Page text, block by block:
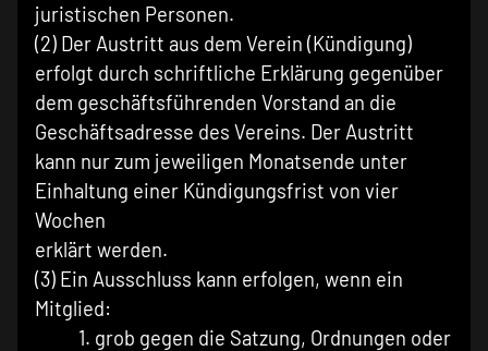
juristischen Personen.
(2) Der Austritt aus dem Verein (Kündigung)
erfolgt durch schriftliche Erklärung gegenüber
dem geschäftsführenden Vorstand an die
Geschäftsadresse des Vereins. Der Austritt
kann nur zum jeweiligen Monatsende unter
Einhaltung einer Kündigungsfrist von vier
Wochen
erklärt werden.
(3) Ein Ausschluss kann erfolgen, wenn ein
Mitglied:
1. grob gegen die Satzung, Ordnungen oder